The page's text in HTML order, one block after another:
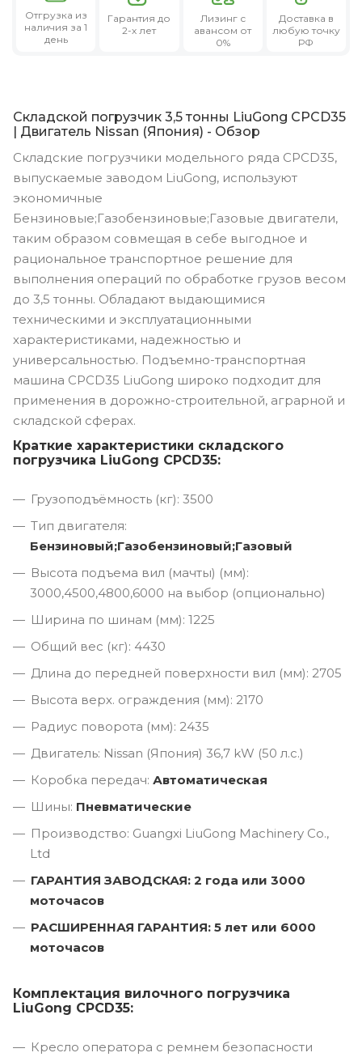
Отгрузка из
наличия за 1
день
Гарантия до
2-х лет
Лизингс
авансом от
0%
Доставка в
любую точку
РФ
Складской погрузчик 3,5 тонны LiuGong CPCD35
| Двигатель Nissan (Япония) - Обзор
Складские погрузчики модельного ряда CPCD35,
выпускаемые заводом LiuGong, используют
экономичные
Бензиновые;Газобензиновые;Газовые двигатели,
таким образом совмещая в себе выгодное и
рациональное транспортное решение для
выполнения операций по обработке грузов весом
до 3,5 тонны. Обладают выдающимися
техническими и эксплуатационными
характеристиками, надежностью и
универсальностью. Подъемно-транспортная
машина CPCD35 LiuGong широко подходит для
применения в дорожно-строительной, аграрной и
складской сферах.
Краткие характеристики складского
погрузчика LiuGong CPCD35:
Грузоподъёмность (кг): 3500
Тип двигателя:
Бензиновый;Газобензиновый;Газовый
Высота подъема вил (мачты) (мм):
3000,4500,4800,6000 на выбор (опционально)
Ширина по шинам (мм): 1225
Общий вес (кг): 4430
Длина до передней поверхности вил (мм): 2705
Высота верх. ограждения (мм): 2170
Радиус поворота (мм): 2435
Двигатель: Nissan (Япония) 36,7 kW (50 л.с.)
Коробка передач: Автоматическая
Шины: Пневматические
Производство: Guangxi LiuGong Machinery Co.,
Ltd
ГАРАНТИЯ ЗАВОДСКАЯ: 2 года или 3000
моточасов
РАСШИРЕННАЯ ГАРАНТИЯ: 5 лет или 6000
моточасов
Комплектация вилочного погрузчика
LiuGong CPCD35:
Кресло оператора с ремнем безопасности